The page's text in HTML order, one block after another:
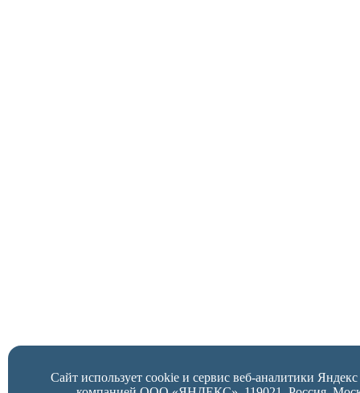
Сайт использует cookie и сервис веб-аналитики